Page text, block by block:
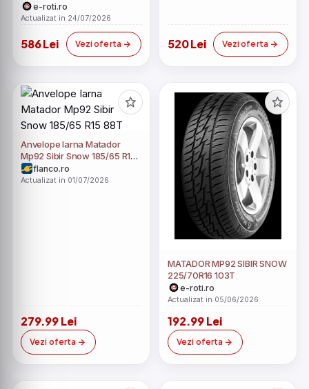
e-roti.ro
Actualizat in 24/07/2026
586 Lei Vezi oferta 520 Lei Vezi oferta
Anvelope Iarna Matador
Mp92 Sibir Snow 185/65 R15
88Tflanco.ro
Actualizat in 01/07/2026
279.99 Lei
Vezi oferta
MATADOR MP92 SIBIR SNOW
225/70R16 103T
e-roti.ro
Actualizat in 05/06/2026
192.99 Lei
Vezi oferta